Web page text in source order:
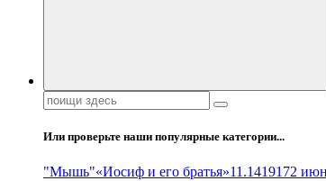
Поиск:
Или проверьте наши популярные категории...
"Мышь"«Иосиф и его братья»11.1419172